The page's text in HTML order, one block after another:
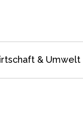
& Umwelt